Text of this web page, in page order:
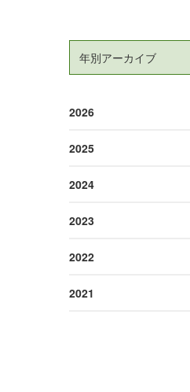
年別アーカイブ
2026
2025
2024
2023
2022
2021